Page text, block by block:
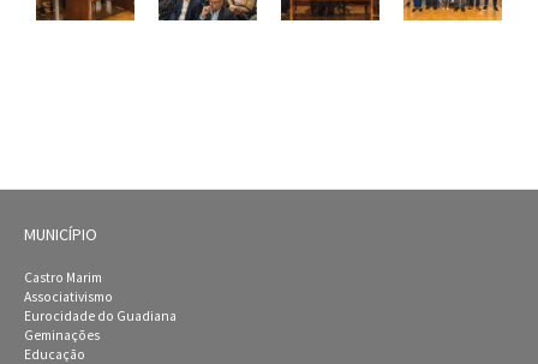
MUNICÍPIO
Castro Marim
Associativismo
Eurocidade do Guadiana
Geminações
Educação